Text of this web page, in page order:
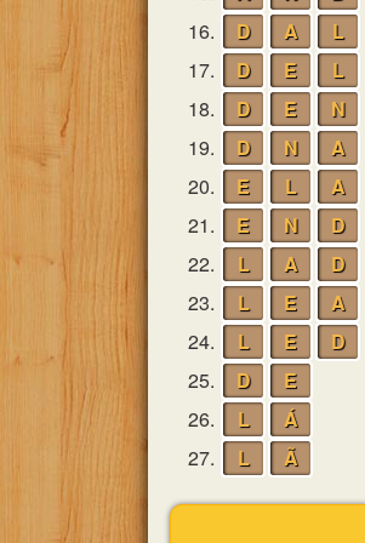
16.
D A
L
17.
D E
L
18.
D E
N
19.
D N
A
20.
E L
A
21.
E N
D
22.
L A
D
23.
L E
A
24.
L E
D
25.
D
E
26.
L
Á
27.
L Ã